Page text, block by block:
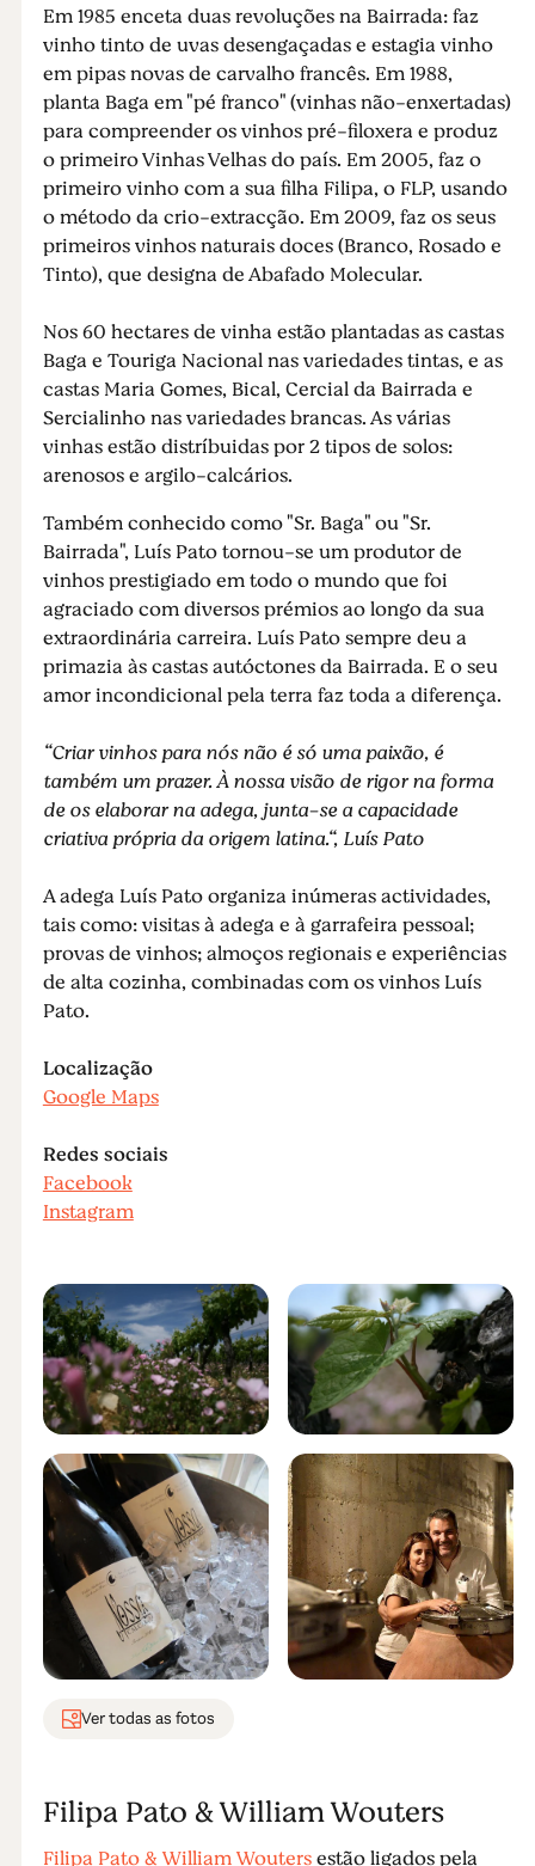
Em 1985 enceta duas revoluções na Bairrada: faz
vinho tinto de uvas desengaçadas e estagia vinho
em pipas novas de carvalho francês. Em 1988,
planta Baga em "pé franco" (vinhas não-enxertadas)
para compreender os vinhos pré-filoxera e produz
o primeiro Vinhas Velhas do país. Em 2005, faz o
primeiro vinho com a sua filha Filipa, o FLP, usando
o método da crio-extracção. Em 2009, faz os seus
primeiros vinhos naturais doces (Branco, Rosado e
Tinto), que designa de Abafado Molecular.
Nos 60 hectares de vinha estão plantadas as castas
Baga e Touriga Nacional nas variedades tintas, e as
castas Maria Gomes, Bical, Cercial da Bairrada e
Sercialinho nas variedades brancas. As várias
vinhas estão distríbuidas por 2 tipos de solos:
arenosos e argilo-calcários.
Também conhecido como "Sr. Baga" ou "Sr.
Bairrada", Luís Pato tornou-se um produtor de
vinhos prestigiado em todo o mundo que foi
agraciado com diversos prémios ao longo da sua
extraordinária carreira. Luís Pato sempre deu a
primazia às castas autóctones da Bairrada. E o seu
amor incondicional pela terra faz toda a diferença.
“Criar vinhos para nós não é só uma paixão, é
também um prazer. À nossa visão de rigor na forma
de os elaborar na adega, junta-se a capacidade
criativa própria da origem latina.“, Luís Pato
A adega Luís Pato organiza inúmeras actividades,
tais como: visitas à adega e à garrafeira pessoal;
provas de vinhos; almoços regionais e experiências
de alta cozinha, combinadas com os vinhos Luís
Pato.
Localização
Google Maps
Redes sociais
Facebook
Instagram
Ver todas as fotos
Filipa Pato & William Wouters
Filipa Pato & William Woutersestão ligados pela